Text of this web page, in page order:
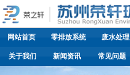
网站首页 零排放系统 废水处理
关于我们 新闻资讯 常见问题